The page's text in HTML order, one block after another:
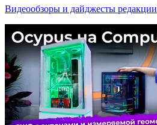
Видеообзоры и дайджесты редакции